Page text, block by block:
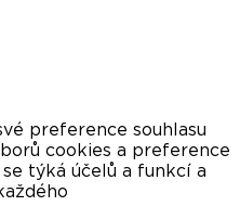
preference souhlasu
cookies a preference
týká účelů a funkcí a